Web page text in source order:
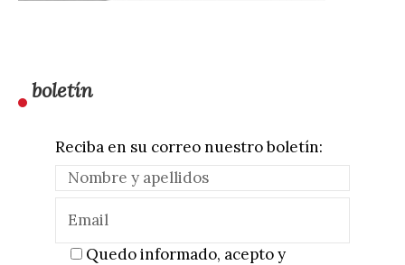
boletín
Reciba en su correo nuestro boletín:
Quedo informado, acepto y